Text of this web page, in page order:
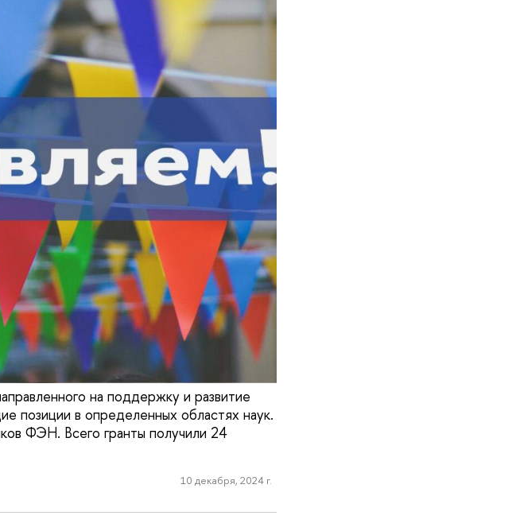
на поддержку и развитие
позиции в определенных областях наук.
ФЭН. Всего гранты получили 24
10 декабря, 2024 г.